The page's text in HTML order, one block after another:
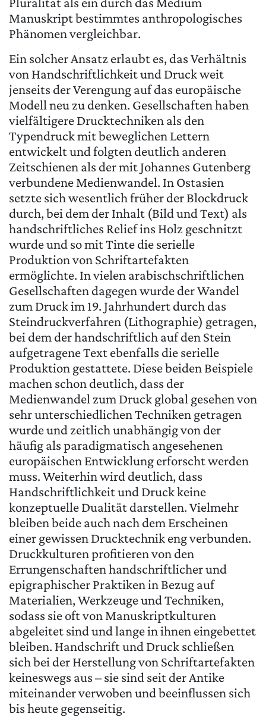
Manuskript bestimmtes anthropologisches
Phänomen vergleichbar.
Ein solcher Ansatz erlaubt es, das Verhältnis
von Handschriftlichkeit und Druck weit
jenseits der Verengung auf das europäische
Modell neu zu denken. Gesellschaften haben
vielfältigere Drucktechniken als den
Typendruck mit beweglichen Lettern
entwickelt und folgten deutlich anderen
Zeitschienen als der mit Johannes Gutenberg
verbundene Medienwandel. In Ostasien
setzte sich wesentlich früher der Blockdruck
durch, bei dem der Inhalt (Bild und Text) als
handschriftliches Relief ins Holz geschnitzt
wurde und so mit Tinte die serielle
Produktion von Schriftartefakten
ermöglichte. In vielen arabischschriftlichen
Gesellschaften dagegen wurde der Wandel
zum Druck im 19. Jahrhundert durch das
Steindruckverfahren (Lithographie) getragen,
bei dem der handschriftlich auf den Stein
aufgetragene Text ebenfalls die serielle
Produktion gestattete. Diese beiden Beispiele
machen schon deutlich, dass der
Medienwandel zum Druck global gesehen von
sehr unterschiedlichen Techniken getragen
wurde und zeitlich unabhängig von der
häufig als paradigmatisch angesehenen
europäischen Entwicklung erforscht werden
muss. Weiterhin wird deutlich, dass
Handschriftlichkeit und Druck keine
konzeptuelle Dualität darstellen. Vielmehr
bleiben beide auch nach dem Erscheinen
einer gewissen Drucktechnik eng verbunden.
Druckkulturen profitieren von den
Errungenschaften handschriftlicher und
epigraphischer Praktiken in Bezug auf
Materialien, Werkzeuge und Techniken,
sodass sie oft von Manuskriptkulturen
abgeleitet sind und lange in ihnen eingebettet
bleiben. Handschrift und Druck schließen
sich bei der Herstellung von Schriftartefakten
keineswegs aus – sie sind seit der Antike
miteinander verwoben und beeinflussen sich
bis heute gegenseitig.